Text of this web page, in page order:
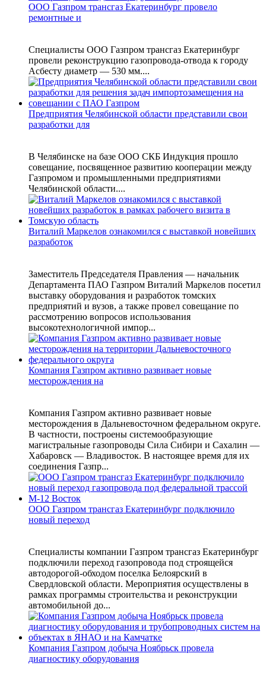
ООО Газпром трансгаз Екатеринбург провело
ремонтные и
Специалисты ООО Газпром трансгаз Екатеринбург
провели реконструкцию газопровода‑отвода к городу
Асбесту диаметр — 530 мм....
Предприятия Челябинской области представили свои
разработки для
В Челябинске на базе ООО СКБ Индукция прошло
совещание, посвященное развитию кооперации между
Газпромом и промышленными предприятиями
Челябинской области....
Виталий Маркелов ознакомился с выставкой новейших
разработок
Заместитель Председателя Правления — начальник
Департамента ПАО Газпром Виталий Маркелов посетил
выставку оборудования и разработок томских
предприятий и вузов, а также провел совещание по
рассмотрению вопросов использования
высокотехнологичной импор...
Компания Газпром активно развивает новые
месторождения на
Компания Газпром активно развивает новые
месторождения в Дальневосточном федеральном округе.
В частности, построены системообразующие
магистральные газопроводы Сила Сибири и Сахалин —
Хабаровск — Владивосток. В настоящее время для их
соединения Газпр...
ООО Газпром трансгаз Екатеринбург подключило
новый переход
Специалисты компании Газпром трансгаз Екатеринбург
подключили переход газопровода под строящейся
автодорогой-обходом поселка Белоярский в
Свердловской области. Мероприятия осуществлены в
рамках программы строительства и реконструкции
автомобильной до...
Компания Газпром добыча Ноябрьск провела
диагностику оборудования